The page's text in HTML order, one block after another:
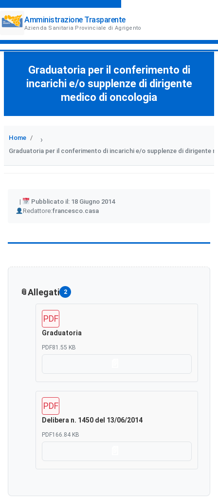
Amministrazione Trasparente
Azienda Sanitaria Provinciale di Agrigento
Graduatoria per il conferimento di
incarichi e/o supplenze di dirigente
medico di oncologia
Home ›
Graduatoria per il conferimento di incarichi e/o supplenze di dirigente
Pubblicato il: 18 Giugno 2014
Redattore:
Author francesco.casa
Allegati 2
PDF
Graduatoria
PDF81.55 KB
PDF
Delibera n. 1450 del 13/06/2014
PDF166.84 KB